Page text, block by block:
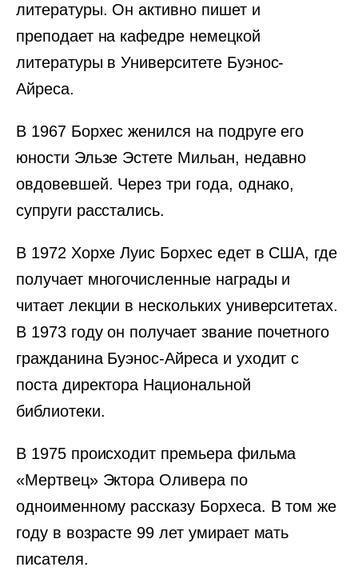
литературы. Он активно пишет и
преподает на кафедре немецкой
литературы в Университете Буэнос-
Айреса.
В 1967 Борхес женился на подруге его
юности Эльзе Эстете Мильан, недавно
овдовевшей. Через три года, однако,
супруги расстались.
В 1972 Хорхе Луис Борхес едет в США, где
получает многочисленные награды и
читает лекции в нескольких университетах.
В 1973 году он получает звание почетного
гражданина Буэнос-Айреса и уходит с
поста директора Национальной
библиотеки.
В 1975 происходит премьера фильма
«Мертвец» Эктора Оливера по
одноименному рассказу Борхеса. В том же
году в возрасте 99 лет умирает мать
писателя.